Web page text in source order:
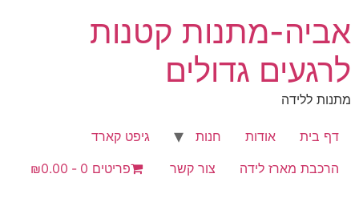
לתוכן
אביה-מתנות קטנות
לרגעים גדולים
מתנות ללידה
דף בית אודות חנות
גיפט קארד
הרכבת מארז לידה
צור קשר פריטים 0 ₪0.00